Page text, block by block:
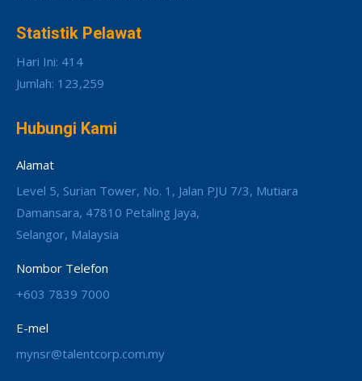
Statistik Pelawat
Hari Ini: 414
Jumlah: 123,259
Hubungi Kami
Alamat
Level 5, Surian Tower, No. 1, Jalan PJU 7/3, Mutiara
Damansara, 47810 Petaling Jaya,
Selangor, Malaysia
Nombor Telefon
+603 7839 7000
E-mel
mynsr@talentcorp.com.my